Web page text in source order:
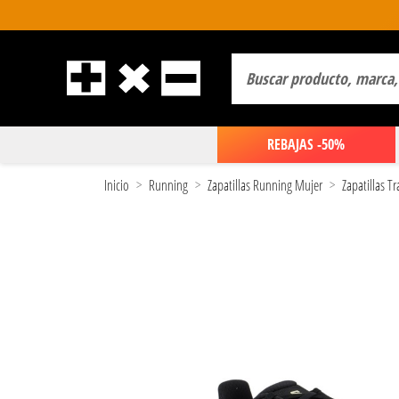
REBAJAS -50%
Inicio Running Zapatillas Running Mujer Zapatillas